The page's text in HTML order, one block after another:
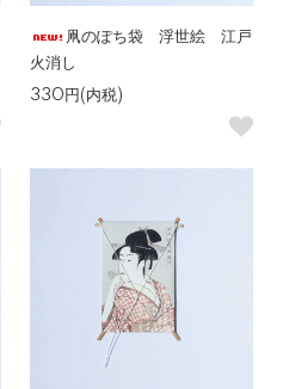
凧のぽち袋 浮世絵 江戸
火消し
330円(内税)